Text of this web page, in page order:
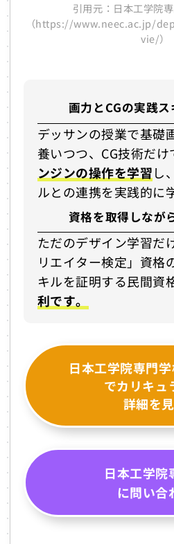
引用元：日本工学院
（https://www.neec.ac.jp/
vie/）
画力とCGの実践ス
デッサンの授業で基礎
養いつつ、CG技術だけ
ンジンの操作を学習し
ルとの連携を実践的に
資格を取得しなが
ただのデザイン学習だ
リエイター検定」資格
キルを証明する民間資
利です。
日本工学院専門
でカリキュ
詳細を
日本工学院
に問い合